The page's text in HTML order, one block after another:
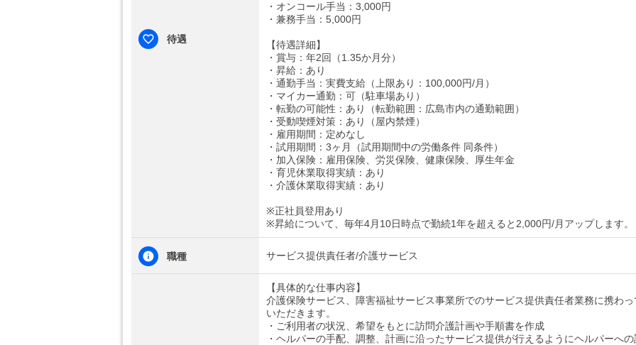
待遇
・オンコール手当：3,000円
・兼務手当：5,000円
【待遇詳細】
・賞与：年2回（1.35か月分）
・昇給：あり
・通勤手当：実費支給（上限あり：100,000円/月）
・マイカー通勤：可（駐車場あり）
・転勤の可能性：あり（転勤範囲：広島市内の通勤範囲）
・受動喫煙対策：あり（屋内禁煙）
・雇用期間：定めなし
・試用期間：3ヶ月（試用期間中の労働条件 同条件）
・加入保険：雇用保険、労災保険、健康保険、厚生年金
・育児休業取得実績：あり
・介護休業取得実績：あり
※正社員登用あり
※昇給について、毎年4月10日時点で勤続1年を超えると2,000円/月アップします。
職種 サービス提供責任者/介護サービス
【具体的な仕事内容】
介護保険サービス、障害福祉サービス事業所でのサービス提供責任者業務に携わっ
いただきます。
・ご利用者の状況、希望をもとに訪問介護計画や手順書を作成
・ヘルパーの手配、調整、計画に沿ったサービス提供が行えるようにヘルパーへの